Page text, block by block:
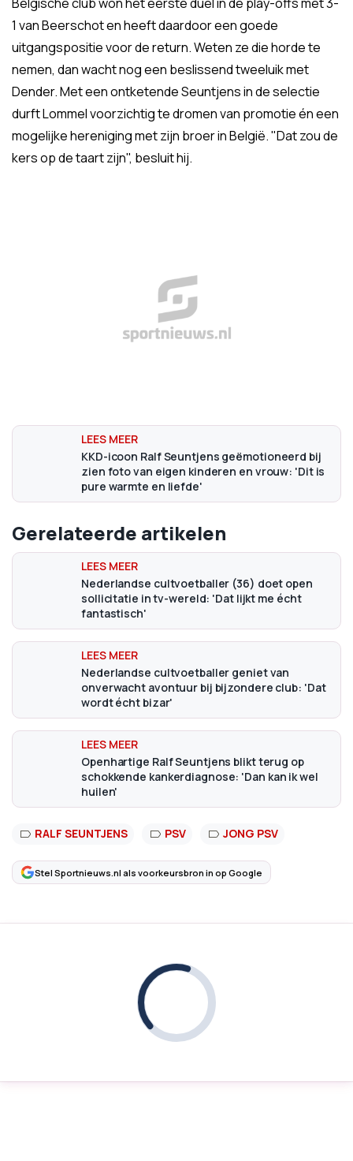
1 van Beerschot en heeft daardoor een goede
uitgangspositie voor de return. Weten ze die horde te
nemen, dan wacht nog een beslissend tweeluik met
Dender. Met een ontketende Seuntjens in de selectie
durft Lommel voorzichtig te dromen van promotie én een
mogelijke hereniging met zijn broer in België. "Dat zou de
kers op de taart zijn", besluit hij.
KKD-icoon Ralf Seuntjens geëmotioneerd bij
zien foto van eigen kinderen en vrouw: 'Dit is
pure warmte en liefde'
Gerelateerde artikelen
Nederlandse cultvoetballer (36) doet open
sollicitatie in tv-wereld: 'Dat lijkt me écht
fantastisch'
Nederlandse cultvoetballer geniet van
onverwacht avontuur bij bijzondere club: 'Dat
wordt écht bizar'
Openhartige Ralf Seuntjens blikt terug op
schokkende kankerdiagnose: 'Dan kan ik wel
huilen'
RALF SEUNTJENS PSV JONG PSV
Stel Sportnieuws.nl als voorkeursbron in op Google